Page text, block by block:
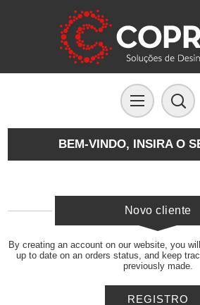
BEM-VINDO, INSIRA O
Novo cliente
By creating an account on our website, you
up to date on an orders status, and keep
previously made.